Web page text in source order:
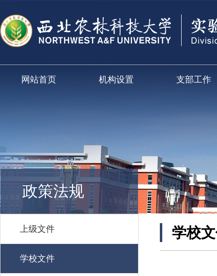
网站首页 机构设置 支部工作
政策法规
上级文件
学校文件
学校